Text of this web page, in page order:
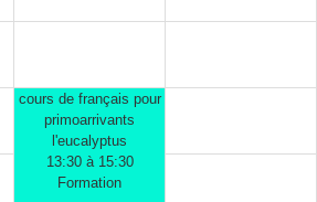
cours de français pour
primoarrivants
l'eucalyptus
13:30 à 15:30
Formation